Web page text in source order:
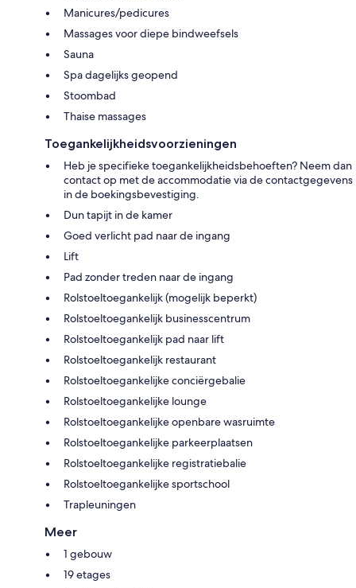
Manicures/pedicures
Massages voor diepe bindweefsels
Sauna
Spa dagelijks geopend
Stoombad
Thaise massages
Toegankelijkheidsvoorzieningen
Heb je specifieke toegankelijkheidsbehoeften? Neem dan
contact op met de accommodatie via de contactgegevens
in de boekingsbevestiging.
Dun tapijt in de kamer
Goed verlicht pad naar de ingang
Lift
Pad zonder treden naar de ingang
Rolstoeltoegankelijk (mogelijk beperkt)
Rolstoeltoegankelijk businesscentrum
Rolstoeltoegankelijk pad naar lift
Rolstoeltoegankelijk restaurant
Rolstoeltoegankelijke conciërgebalie
Rolstoeltoegankelijke lounge
Rolstoeltoegankelijke openbare wasruimte
Rolstoeltoegankelijke parkeerplaatsen
Rolstoeltoegankelijke registratiebalie
Rolstoeltoegankelijke sportschool
Trapleuningen
Meer
1 gebouw
19 etages